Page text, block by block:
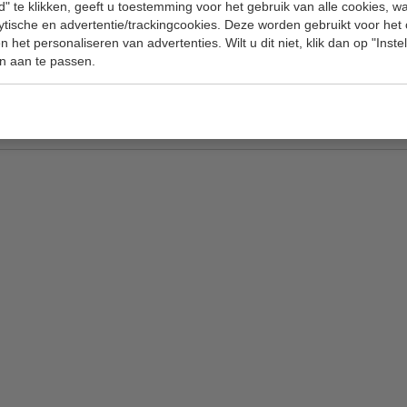
te klikken, geeft u toestemming voor het gebruik van alle cookies,
en advertentie/trackingcookies. Deze worden gebruikt voor het
het personaliseren van advertenties. Wilt u dit niet, klik dan op
aan te passen.
artikelen. Makkelijk aan muur te
verkocht
Model
H x B x D